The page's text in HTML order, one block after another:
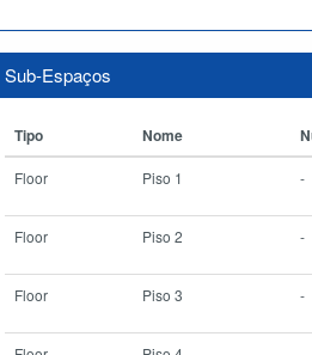
Sub-Espaços
Tipo Nome
Floor Piso 1 -
Floor Piso 2 -
Floor Piso 3 -